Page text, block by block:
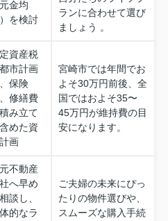
金均
を検討
ランに合わせて選び
ましょう 。
資産税
市計画
保険
修繕費
み立て
めた資
画
宮崎市では年間でお
よそ30万円前後、全
国ではおよそ35〜
45万円が維持費の目
安になります。
不動産
へ早め
談し、
的なラ
ご夫婦の未来にぴっ
たりの物件選びや、
スムーズな購入手続